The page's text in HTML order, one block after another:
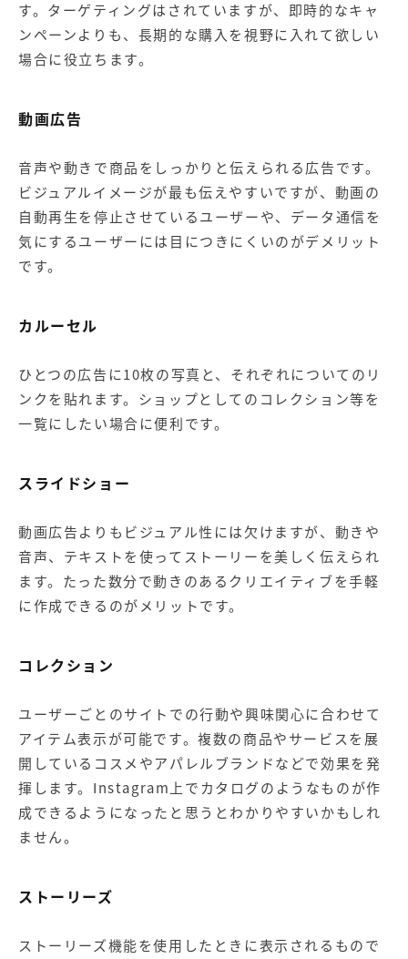
す。ターゲティングはされていますが、即時的なキャ
ンペーンよりも、長期的な購入を視野に入れて欲しい
場合に役立ちます。
動画広告
音声や動きで商品をしっかりと伝えられる広告です。
ビジュアルイメージが最も伝えやすいですが、動画の
自動再生を停止させているユーザーや、データ通信を
気にするユーザーには目につきにくいのがデメリット
です。
カルーセル
ひとつの広告に10枚の写真と、それぞれについてのリ
ンクを貼れます。ショップとしてのコレクション等を
一覧にしたい場合に便利です。
スライドショー
動画広告よりもビジュアル性には欠けますが、動きや
音声、テキストを使ってストーリーを美しく伝えられ
ます。たった数分で動きのあるクリエイティブを手軽
に作成できるのがメリットです。
コレクション
ユーザーごとのサイトでの行動や興味関心に合わせて
アイテム表示が可能です。複数の商品やサービスを展
開しているコスメやアパレルブランドなどで効果を発
揮します。Instagram上でカタログのようなものが作
成できるようになったと思うとわかりやすいかもしれ
ません。
ストーリーズ
ストーリーズ機能を使用したときに表示されるもので